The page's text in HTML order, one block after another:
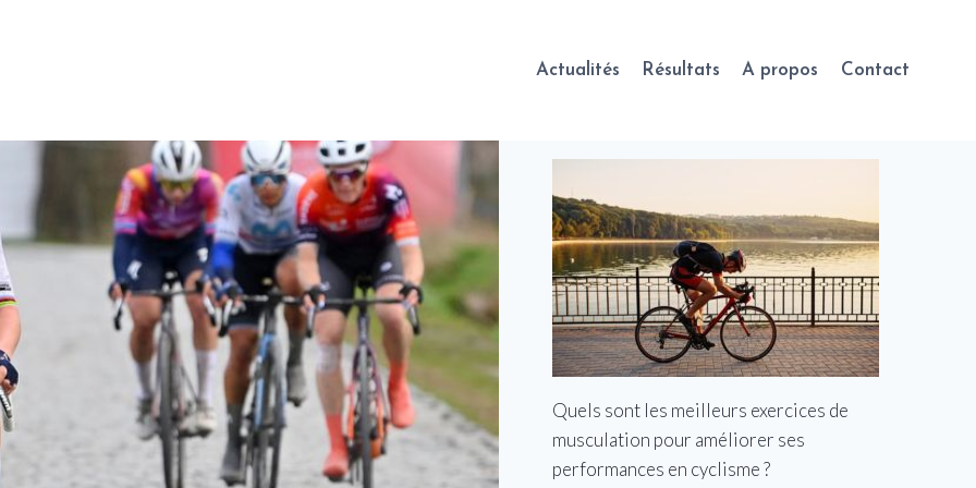
Actualités Résultats A propos Contact
Quels sont les meilleurs exercices de
musculation pour améliorer ses
performances en cyclisme ?